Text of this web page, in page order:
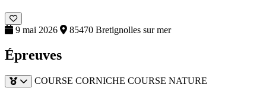
9 mai 2026 85470 Bretignolles sur mer
Épreuves
COURSE CORNICHE COURSE NATURE